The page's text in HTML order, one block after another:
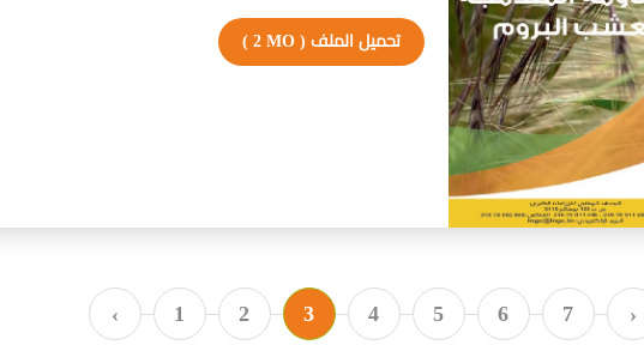
تحميل الملف ( 2 MO )
‹ 1 2 3 4 5 6 7 ›